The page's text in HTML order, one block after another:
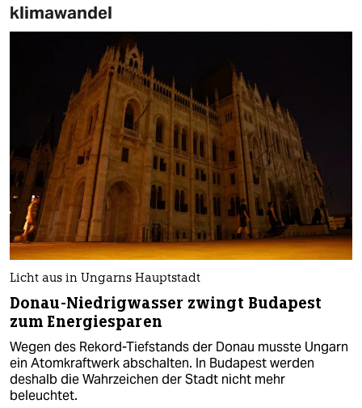
klimawandel
Licht aus in Ungarns Hauptstadt
Donau-Niedrigwasser zwingt Budapest
zum Energiesparen
Wegen des Rekord-Tiefstands der Donau musste Ungarn
ein Atomkraftwerk abschalten. In Budapest werden
deshalb die Wahrzeichen der Stadt nicht mehr
beleuchtet.